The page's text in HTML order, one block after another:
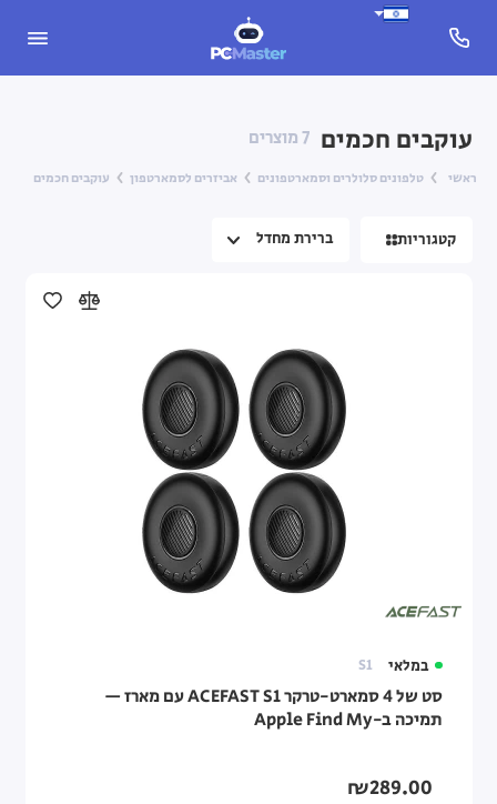
עוקבים חכמים 7 מוצרים
ראשי טלפונים סלולרים וסמארטפונים אביזרים לסמארטפון עוקבים חכמים Nothing Phone
אביזרים לסמארטפון
קטגוריות
במלאי S1
סט של 4 סמארט-טרקר ACEFAST S1 עם מארז —
תמיכה ב-Apple Find My
₪289.00